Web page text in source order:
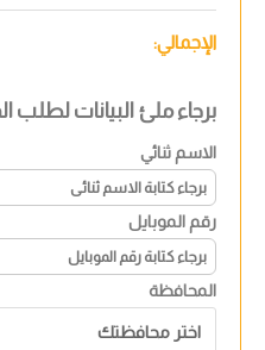
الإجمالي:
برجاء ملئ البيانات لطلب
الاسم ثنائي
رقم الموبايل
المحافظة